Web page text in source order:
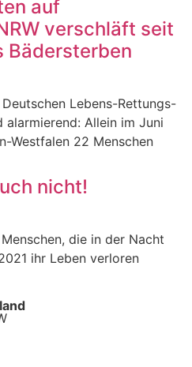
auf
verschläft seit
Bädersterben
Lebens-Rettungs-
alarmierend: Allein im Juni
Westfalen 22 Menschen
nicht!
die in der Nacht
ihr Leben verloren